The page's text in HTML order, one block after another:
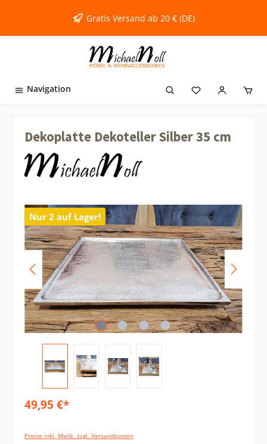
Gratis Versand ab 20 € (DE)
Navigation
Dekoplatte Dekoteller Silber 35 cm
Nur 2 auf Lager!
49,95 €*
Preise inkl. MwSt. zzgl. Versandkosten